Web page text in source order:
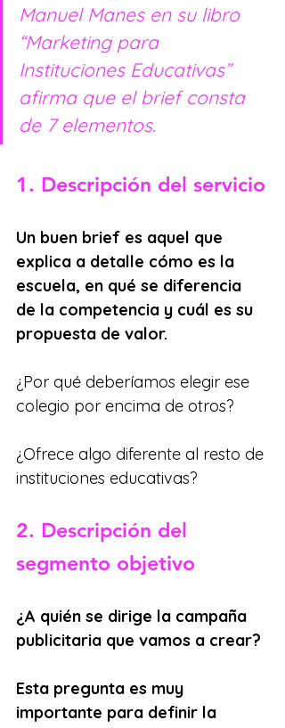
Manuel Manes en su libro
“Marketing para
Instituciones Educativas”
afirma que el brief consta
de 7 elementos.
1. Descripción del servicio
Un buen brief es aquel que
explica a detalle cómo es la
escuela, en qué se diferencia
de la competencia y cuál es su
propuesta de valor.
¿Por qué deberíamos elegir ese
colegio por encima de otros?
¿Ofrece algo diferente al resto de
instituciones educativas?
2. Descripción del
segmento objetivo
¿A quién se dirige la campaña
publicitaria que vamos a crear?
Esta pregunta es muy
importante para definir la